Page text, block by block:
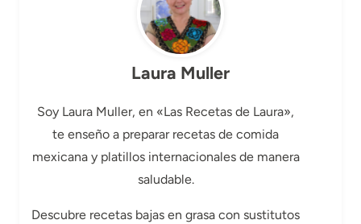
Laura Muller
Soy Laura Muller, en «Las Recetas de Laura»,
te enseño a preparar recetas de comida
mexicana y platillos internacionales de manera
saludable.
Descubre recetas bajas en grasa con sustitutos